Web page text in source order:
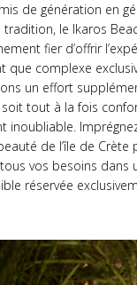
de génération en
le Ikaros
fier d’offrir
que complexe
un effort
tout à la fois
inoubliable.
de l’île de Crète
vos besoins dans
réservée